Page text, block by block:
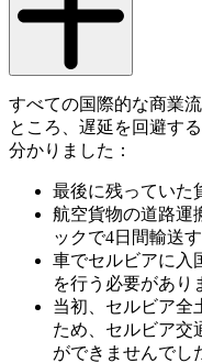
すべての国際的な商業
ところ、遅延を回避す
分かりました：
最後に残っていた
航空貨物の道路運
ックで4日間輸送
車でセルビアに入
を行う必要があり
当初、セルビア全
ため、セルビア交
ができませんでし